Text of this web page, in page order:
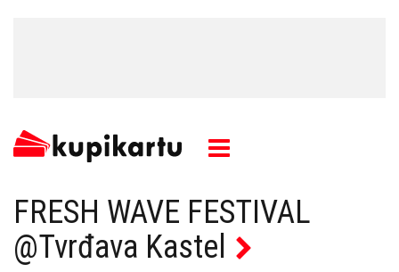
FRESH WAVE FESTIVAL
@Tvrđava Kastel